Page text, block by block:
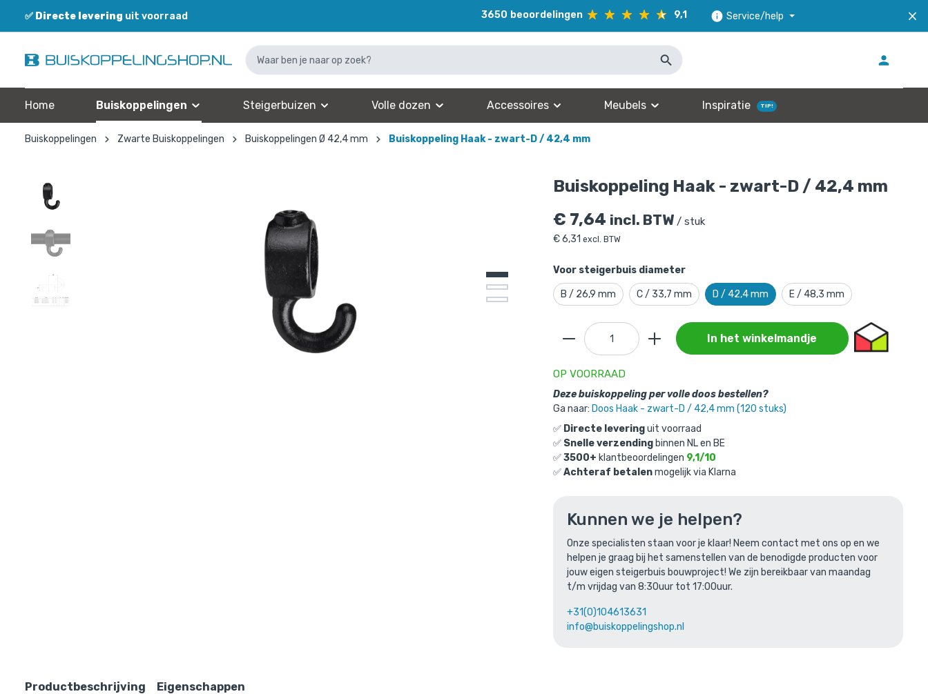
✅ Directe levering uit voorraad 3650 beoordelingen 9,1 Service/help
Home Buiskoppelingen Steigerbuizen Volle dozen Accessoires Meubels Inspiratie TIP!
Buiskoppelingen Zwarte Buiskoppelingen Buiskoppelingen Ø 42,4 mm Buiskoppeling Haak - zwart-D / 42,4 mm
Buiskoppeling Haak - zwart-D / 42,4 mm
€ 7,64 incl. BTW/ stuk
€6,31 excl. BTW
Voor steigerbuis diameter
B / 26,9 mm C / 33,7 mm D / 42,4 mm E / 48,3 mm
In het winkelmandje
OP VOORRAAD
Deze buiskoppeling per volle doos bestellen?
Ga naar: Doos Haak - zwart-D / 42,4 mm (120 stuks)
✅ Directe leveringuit voorraad
✅ Snelle verzending binnen NL en BE
✅3500+ klantbeoordelingen 9,1/10
✅Achteraf betalenmogelijk via Klarna
Kunnen we je helpen?
Onze specialisten staan voor je klaar! Neem contact met ons op en we
helpen je graag bij het samenstellen van de benodigde producten voor
jouw eigen steigerbuis bouwproject! We zijn bereikbaar van maandag
t/m vrijdag van 8:30uur tot 17:00uur.
+31(0)104613631
info@buiskoppelingshop.nl
Productbeschrijving Eigenschappen
is toegevoegd aan je
Buiskoppeling Haak - zwart-D / 42,4 mm
of verder winkelen
Bovenstaande product wordt vaak gecombineerd met: